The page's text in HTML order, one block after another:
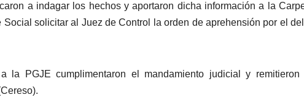
a indagar los hechos y aportaron dicha información a la
Social solicitar al Juez de Control la orden de aprehensión por el
la PGJE cumplimentaron el mandamiento judicial y